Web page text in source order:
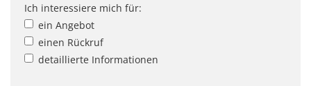
Ich interessiere mich für:
ein Angebot
einen Rückruf
detaillierte Informationen